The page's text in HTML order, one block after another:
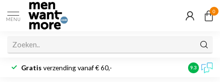
MENU
0
Gratis verzending vanaf € 60,- 9.3